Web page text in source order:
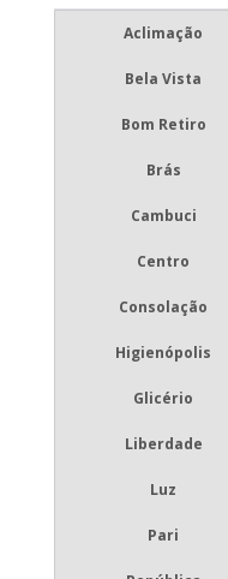
Aclimação
Bela Vista
Bom Retiro
Brás
Cambuci
Centro
Consolação
Higienópolis
Glicério
Liberdade
Luz
Pari